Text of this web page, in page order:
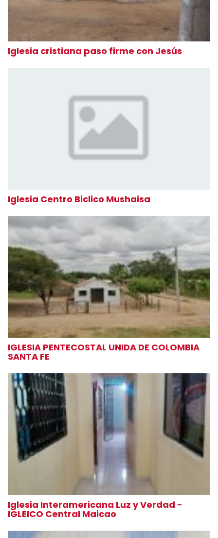
Iglesia cristiana paso firme con Jesús
Iglesia Centro Biclico Mushaisa
IGLESIA PENTECOSTAL UNIDA DE COLOMBIA
SANTA FE
Iglesia Interamericana Luz y Verdad -
IGLEICO Central Maicao